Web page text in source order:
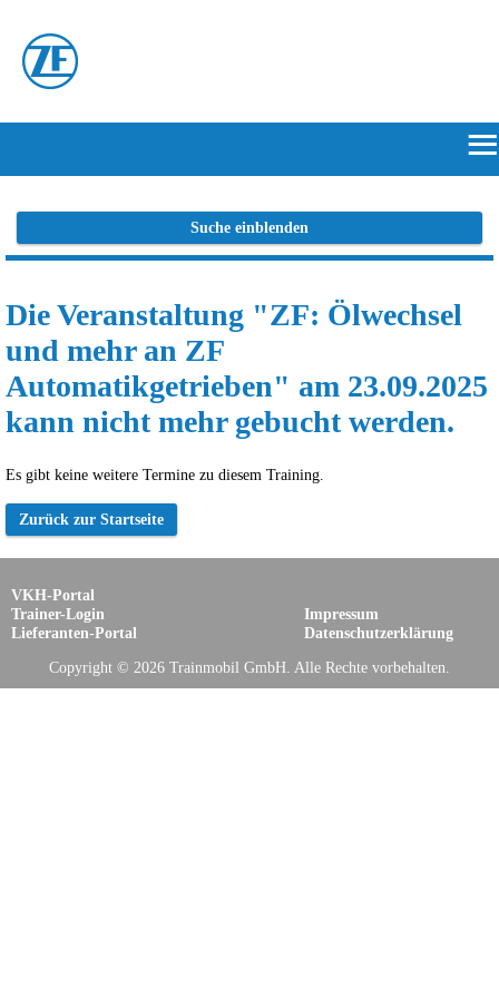
ONLINE-
FLATRATE
SUCHE
ANMELDEN/REGISTRIEREN
≡
Suche einblenden
Die Veranstaltung "ZF: Ölwechsel
und mehr an ZF
Automatikgetrieben" am 23.09.2025
kann nicht mehr gebucht werden.
Es gibt keine weitere Termine zu diesem Training.
Zurück zur Startseite
VKH-Portal
Trainer-Login
Lieferanten-Portal
Impressum
Datenschutzerklärung
Copyright © 2026 Trainmobil GmbH. Alle Rechte vorbehalten.